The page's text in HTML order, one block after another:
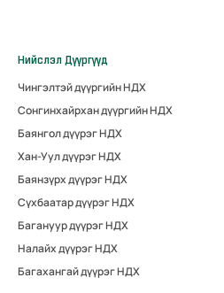
Нийслэл Дүүргүүд
Чингэлтэй дүүргийн НДХ
Сонгинхайрхан дүүргийн НДХ
Баянгол дүүрэг НДХ
Хан-Уул дүүрэг НДХ
Баянзүрх дүүрэг НДХ
Сүхбаатар дүүрэг НДХ
Багануур дүүрэг НДХ
Налайх дүүрэг НДХ
Багахангай дүүрэг НДХ